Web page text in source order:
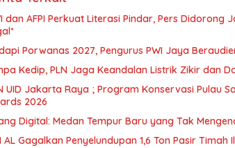
dan AFPI Perkuat Literasi Pindar, Pers Didorong
Porwanas 2027, Pengurus PWI Jaya
Kedip, PLN Jaga Keandalan Listrik Zikir dan
UID Jakarta Raya ; Program Konservasi Pulau
2026
Digital: Medan Tempur Baru yang Tak
AL Gagalkan Penyelundupan 1,6 Ton Pasir Timah